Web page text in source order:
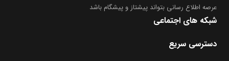
عرصه اطلاع رسانی بتواند پیشتاز و پیشگام باشد
شبکه های اجتماعی
دسترسی سریع